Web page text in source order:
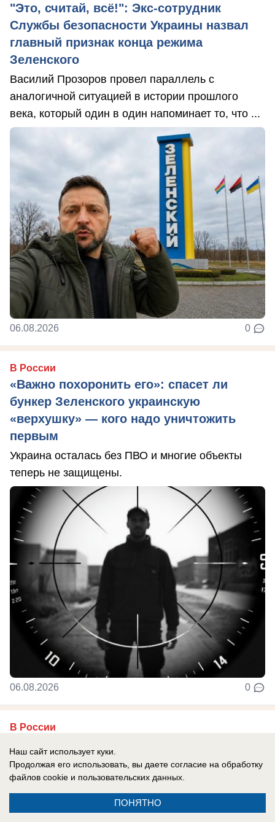
"Это, считай, всё!": Экс-сотрудник
Службы безопасности Украины назвал
главный признак конца режима
Зеленского
Василий Прозоров провел параллель с
аналогичной ситуацией в истории прошлого
века, который один в один напоминает то, что ...
06.08.2026 0
В России
«Важно похоронить его»: спасет ли
бункер Зеленского украинскую
«верхушку» — кого надо уничтожить
первым
Украина осталась без ПВО и многие объекты
теперь не защищены.
06.08.2026 0
В России
главком ВСУ Залужный признал полное
поражение Украины перед Россией
Российская армия нашла противодействие
практически всему вооружению НАТО, которые
Наш сайт использует куки.
Продолжая его использовать, вы даете согласие на обработку
файлов cookie и пользовательских данных.
ПОНЯТНО